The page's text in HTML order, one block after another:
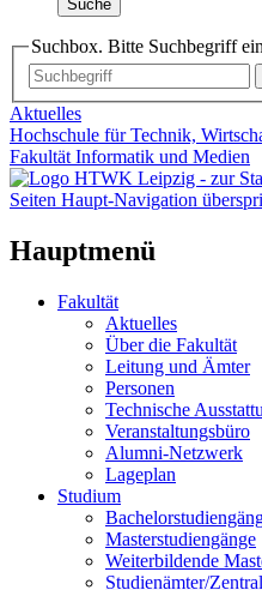
Suche
Suchbox. Bitte Suchbegriff
Aktuelles
Hochschule für Technik,
Fakultät Informatik und Medien
Seiten Haupt-Navigation
Hauptmenü
Fakultät
Aktuelles
Über die Fakultät
Leitung und Ämter
Personen
Technische
Veranstaltungsbüro
Alumni-Netzwerk
Lageplan
Studium
Masterstudiengänge
Weiterbildende
Studienämter/